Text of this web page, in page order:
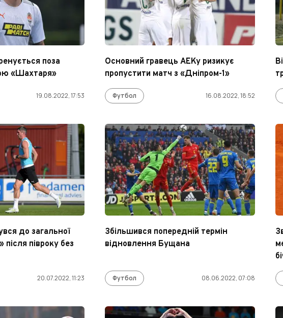
поза
«Шахтаря»
19.08.2022, 17:53
Основний гравець АЕКу ризикує
пропустити матч з «Дніпром-1»
Футбол 16.08.2022, 18:52
до загальної
півроку без
20.07.2022, 11:23
Збільшився попередній термін
відновлення Бущана
Футбол 08.06.2022, 07:08